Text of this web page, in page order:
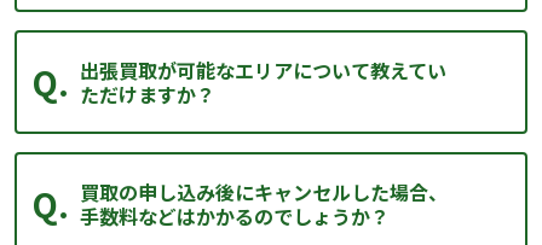
出張買取が可能なエリアについて教えてい
ただけますか？
買取の申し込み後にキャンセルした場合、
手数料などはかかるのでしょうか？